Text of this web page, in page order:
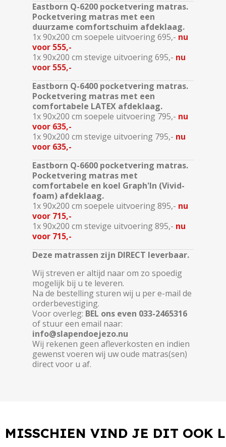
Eastborn Q-6200 pocketvering matras.
Pocketvering matras met een
duurzame comfortschuim afdeklaag.
1x 90x200 cm soepele uitvoering 695,- nu
voor 555,-
1x 90x200 cm stevige uitvoering 695,- nu
voor 555,-
Eastborn Q-6400 pocketvering matras.
Pocketvering matras met een
comfortabele LATEX afdeklaag.
1x 90x200 cm soepele uitvoering 795,- nu
voor 635,-
1x 90x200 cm stevige uitvoering 795,- nu
voor 635,-
Eastborn Q-6600 pocketvering matras.
Pocketvering matras met
comfortabele en koel Graph'In (Vivid-
foam) afdeklaag.
1x 90x200 cm soepele uitvoering 895,- nu
voor 715,-
1x 90x200 cm stevige uitvoering 895,- nu
voor 715,-
Deze matrassen zijn DIRECT leverbaar.
Wij streven er altijd naar om zo spoedig
mogelijk bij u te leveren.
Na de bestelling sturen wij u per e-mail de
orderbevestiging.
Voor overleg: BEL ons even 033-2465316
of stuur een email naar:
info@slapendoejezo.nu
Wij rekenen geen afleverkosten en indien
gewenst voeren wij uw oude matras(sen)
direct voor u af.
MISSCHIEN VIND JE DIT OOK